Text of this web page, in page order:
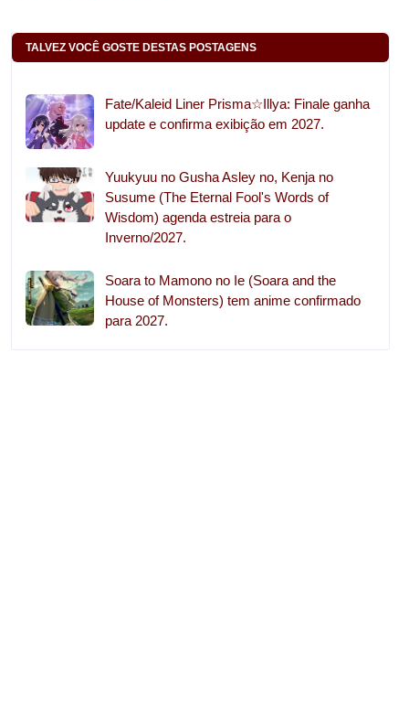
TALVEZ VOCÊ GOSTE DESTAS POSTAGENS
Fate/Kaleid Liner Prisma☆Illya: Finale ganha
update e confirma exibição em 2027.
Yuukyuu no Gusha Asley no, Kenja no
Susume (The Eternal Fool's Words of
Wisdom) agenda estreia para o
Inverno/2027.
Soara to Mamono no Ie (Soara and the
House of Monsters) tem anime confirmado
para 2027.